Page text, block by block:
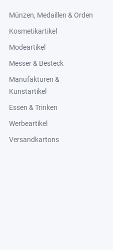
Münzen, Medaillen & Orden
Kosmetikartikel
Modeartikel
Messer & Besteck
Manufakturen &
Kunstartikel
Essen & Trinken
Werbeartikel
Versandkartons